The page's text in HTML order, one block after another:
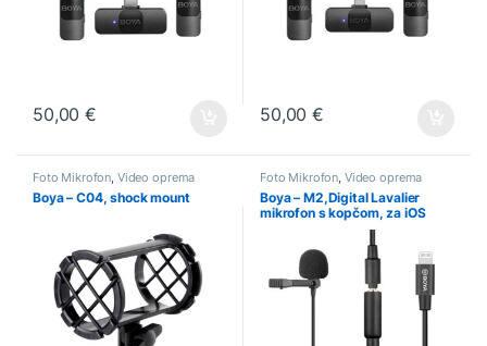
50,00€ 50,00€
Foto Mikrofon, Video oprema
Boya – C04, shock mount
Foto Mikrofon, Video oprema
Boya – M2,Digital Lavalier
mikrofon s kopčom, za iOS